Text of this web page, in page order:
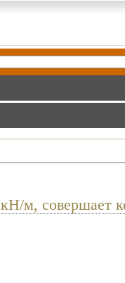
м, совершает